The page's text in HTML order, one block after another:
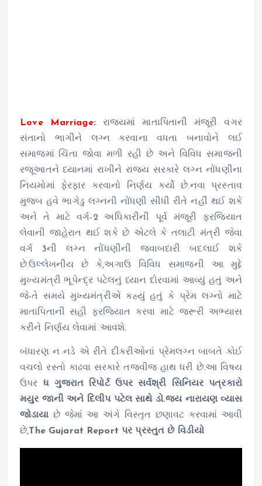
Love Marriage:રાજ્યમાં માતાપિતાની મંજૂરી વગર
સંતાનો ભાગીને લગ્ન કરવાના વધતા બનાવોને લઈ
સમાજમાં ચિંતા જોવા મળી રહી છે અને વિવિધ સમાજની
રજૂઆતને ધ્યાનમાં રાખીને રાજ્ય સરકારે લગ્ન નોંધણીના
નિયમોમાં ફેરફાર કરવાનો નિર્ણય કર્યો છે.નવા પ્રસ્તાવ
મુજબ હવે ભાગેડુ લગ્નની નોંધણી સીધી રીતે નહીં થઈ શકે
અને તે માટે વર્ગ-2 અધિકારીની પૂર્વ મંજૂરી ફરજિયાત
લેવાની જાહેરાત થઈ શકે છે એટલે કે તલાટી મંત્રી જેવા
વર્ગ 3ની લગ્ન નોંધણીની જવાબદારી બદલાઈ શકે
છે.ઉલ્લેખનીય છે કે,અગાઉ વિવિધ સમાજની આ મુદ્દે
મુખ્યમંત્રી ભૂપેન્દ્ર પટેલનું ધ્યાન દોરવામાં આવ્યું હતું અને
જે-તે સમયે મુખ્યમંત્રીએ કહ્યું હતું કે પ્રેમ લગ્નો માટે
માતાપિતાની સહી ફરજિયાત કરવા માટે જરૂરી અભ્યાસ
કરીને નિર્ણય લેવામાં આવશે.
બંધારણ ન નડે એ રીતે દીકરીઓનાં પ્રેમલગ્ન બાબતે કોઈ
વચલો રસ્તો કાઢવા સરકારે તજવીજ હાથ ધરી છે.આ વિષય
ઉપર ધ ગુજરાત રિપોર્ટ ઉપર સર્વશ્રી સિનિયર પત્રકારો
મયુર જાની અને દિલીપ પટેલ સાથે ડો.જય નારાયણ વ્યાસ
જોડાયા છે જેમાં આ અંગે વિસ્તૃત છણાવટ કરવામાં આવી
છે,The Gujarat Report પર પ્રસ્તુત છે વિડીયો